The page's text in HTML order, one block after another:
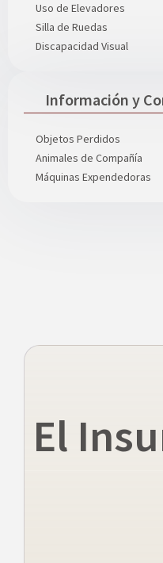
Uso de Elevadores
Silla de Ruedas
Discapacidad Visual
Información y
Objetos Perdidos
Animales de Compañía
Máquinas Expendedoras
El